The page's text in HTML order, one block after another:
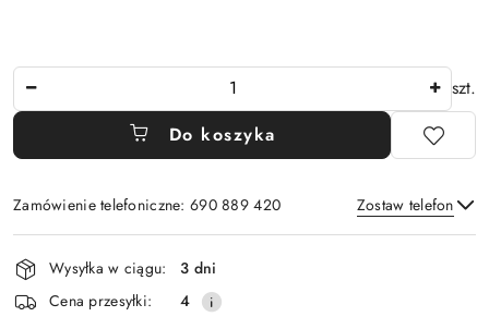
szt.
Do koszyka
Zamówienie telefoniczne: 690 889 420 Zostaw telefon
Wyślij
Dostępność
i
dostawa
Wysyłka w ciągu:
3 dni
Cena przesyłki:
4